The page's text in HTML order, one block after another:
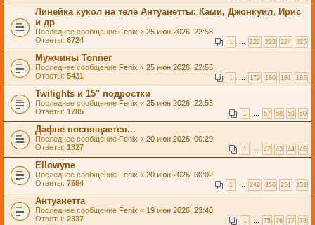
Линейка кукол на теле Антуанетты: Ками, Джонкуил, Ирис
и др
Последнее сообщение Fenix « 25 июн 2026, 22:58
Ответы: 6724 1 … 222 223 224 225
Мужчины Tonner
Последнее сообщение Fenix « 25 июн 2026, 22:55
Ответы: 5431 1 … 179 180 181 182
Twilights и 15" подростки
Последнее сообщение Fenix « 25 июн 2026, 22:53
Ответы: 1785 1 … 57 58 59 60
Дафне посвящается...
Последнее сообщение Fenix « 20 июн 2026, 00:29
Ответы: 1327 1 … 42 43 44 45
Ellowyne
Последнее сообщение Fenix « 20 июн 2026, 00:02
Ответы: 7554 1 … 249 250 251 252
Антуанетта
Последнее сообщение Fenix « 19 июн 2026, 23:48
Ответы: 2337 1 … 75 76 77 78